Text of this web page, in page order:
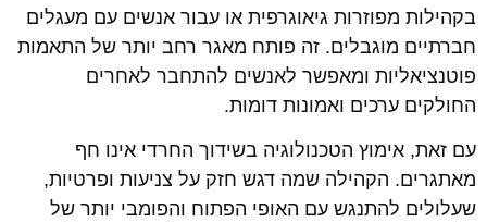
בקהילות מפוזרות גיאוגרפית או עבור אנשים עם מעגלים
חברתיים מוגבלים. זה פותח מאגר רחב יותר של התאמות
פוטנציאליות ומאפשר לאנשים להתחבר לאחרים
החולקים ערכים ואמונות דומות.
עם זאת, אימוץ הטכנולוגיה בשידוך החרדי אינו חף
מאתגרים. הקהילה שמה דגש חזק על צניעות ופרטיות,
שעלולים להתנגש עם האופי הפתוח והפומבי יותר של